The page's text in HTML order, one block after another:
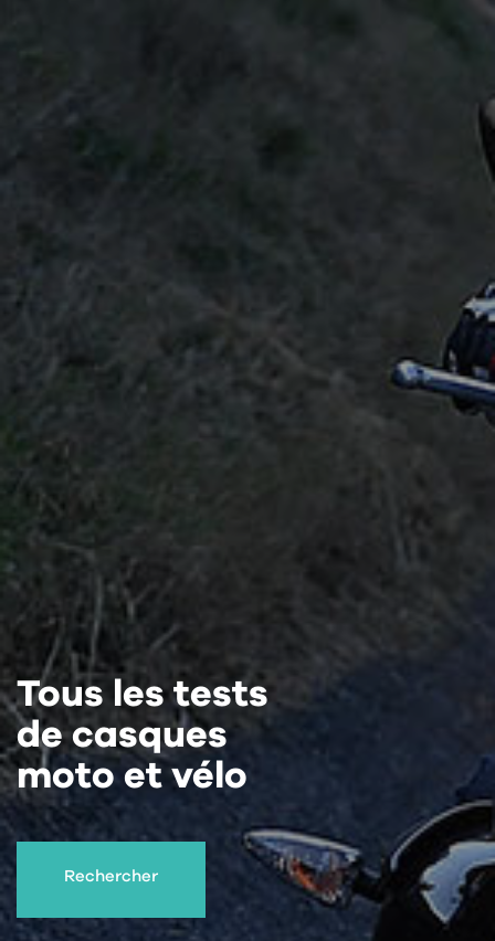
Tous les tests
de casques
moto et vélo
Rechercher